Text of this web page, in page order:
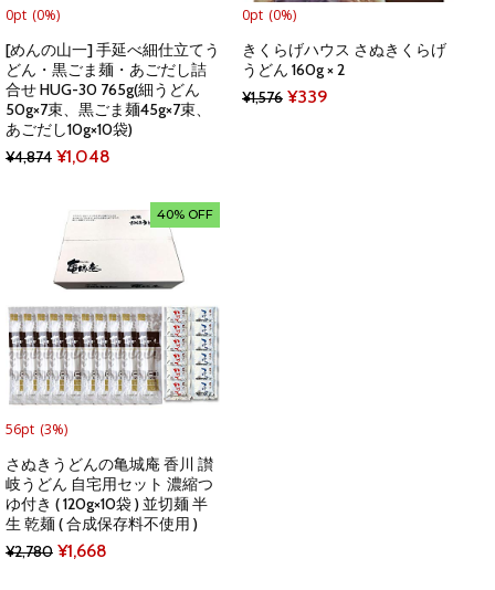
0pt (0%)
[めんの山一] 手延べ細仕立てう
どん・黒ごま麺・あごだし詰
合せ HUG-30 765g(細うどん
50g×7束、黒ごま麺45g×7束、
あごだし10g×10袋)
¥4,874 Original
was:
¥4,874.
¥1,048
is:
0pt (0%)
きくらげハウス さぬきくらげ
うどん 160g × 2
¥1,576 Original
¥339
40% OFF
56pt (3%)
さぬきうどんの亀城庵 香川 讃
岐うどん 自宅用セット 濃縮つ
ゆ付き ( 120g×10袋 ) 並切麺 半
生 乾麺 ( 合成保存料不使用 )
¥2,780 Original
¥1,668